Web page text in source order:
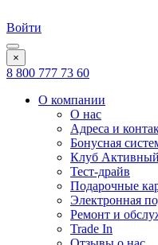
Войти
×
8 800 777 73 60
О компании
О нас
Адреса и
Бонусная
Клуб
Тест-драйв
Подарочные
Электронная
Ремонт и
Trade In